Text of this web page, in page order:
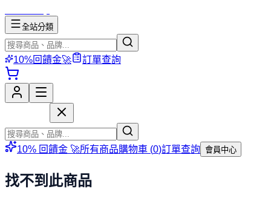
全站分類
10%回饋金🚀 訂單查詢
10% 回饋金 🚀所有商品購物車 (0)訂單查詢 會員中心
找不到此商品